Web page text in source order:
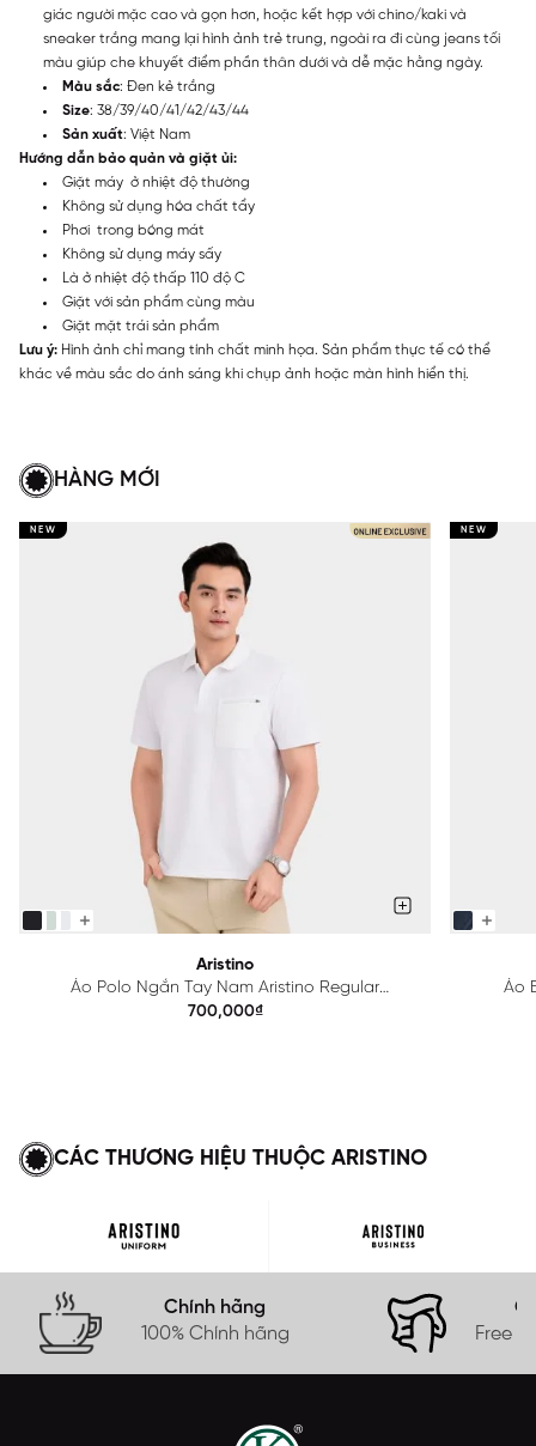
giác người mặc cao và gọn hơn, hoặc kết hợp với chino/kaki và
sneaker trắng mang lại hình ảnh trẻ trung, ngoài ra đi cùng jeans tối
màu giúp che khuyết điểm phần thân dưới và dễ mặc hằng ngày.
Màu sắc: Đen kẻ trắng
Size: 38/39/40/41/42/43/44
Sản xuất: Việt Nam
Hướng dẫn bảo quản và giặt ủi:
Giặt máy ở nhiệt độ thường
Không sử dụng hóa chất tẩy
Phơi trong bóng mát
Không sử dụng máy sấy
Là ở nhiệt độ thấp 110 độ C
Giặt với sản phẩm cùng màu
Giặt mặt trái sản phẩm
Lưu ý: Hình ảnh chỉ mang tính chất minh họa. Sản phẩm thực tế có thể
khác về màu sắc do ánh sáng khi chụp ảnh hoặc màn hình hiển thị.
HÀNG MỚI
NEW
Aristino
Áo Polo Ngắn Tay Nam Aristino Regular
APS615EDP01
700,000₫
NEW
Áo
CÁC THƯƠNG HIỆU THUỘC ARISTINO
Chính hãng
100% Chính hãng
Free